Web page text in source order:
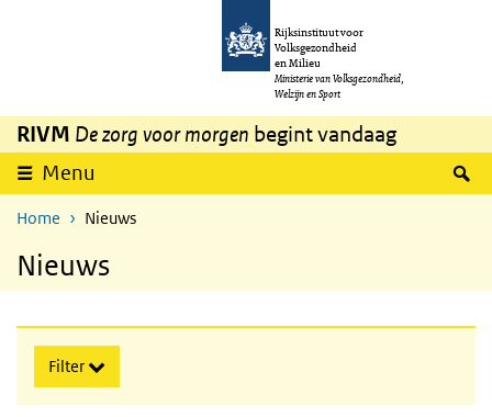
Overslaan en naar de inhoud gaan
Rijksinstituut voor
Volksgezondheid
en Milieu
Ministerie van Volksgezondheid,
Welzijn en Sport
RIVM De zorg voor morgen begint vandaag
Menu
Home Nieuws
Nieuws
Filter